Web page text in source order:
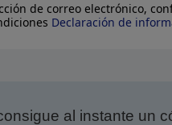
de correo electrónico,
Declaración de
al instante un